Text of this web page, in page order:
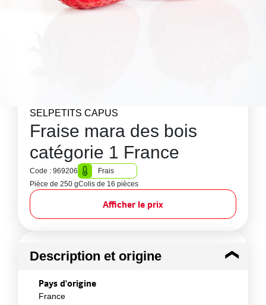
SELPETITS CAPUS
Fraise mara des bois
catégorie 1 France
Code : 969206
Frais
Pièce de 250 gColis de 16 pièces
Afficher le prix
Description et origine
Pays d'origine
France